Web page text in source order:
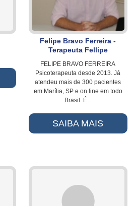
Felipe Bravo Ferreira -
Terapeuta Fellipe
FELIPE BRAVO FERREIRA
Psicoterapeuta desde 2013. Já
atendeu mais de 300 pacientes
em Marília, SP e on line em todo
Brasil. É...
SAIBA MAIS